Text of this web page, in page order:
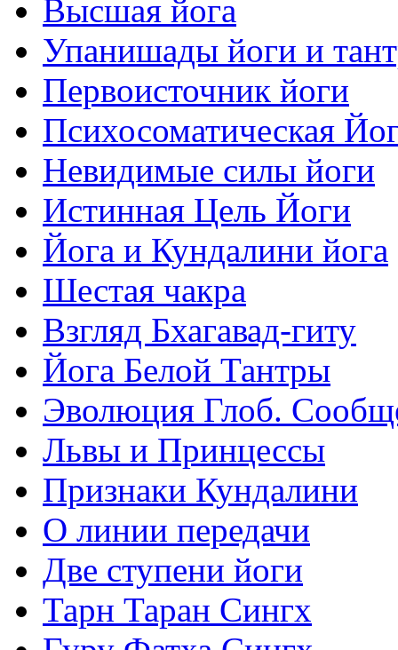
Высшая йога
Упанишады йоги и
Первоисточник йоги
Психосоматическая
Невидимые силы йоги
Истинная Цель Йоги
Йога и Кундалини йога
Шестая чакра
Взгляд Бхагавад-гиту
Йога Белой Тантры
Эволюция Глоб.
Львы и Принцессы
Признаки Кундалини
О линии передачи
Две ступени йоги
Тарн Таран Сингх